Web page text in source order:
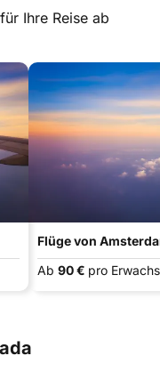
Ihre Reise ab
Flüge von
Ab 90 € pro